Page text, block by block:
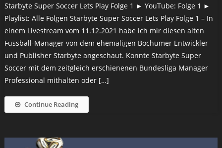
Starbyte Super Soccer Lets Play Folge 1 ► YouTube: Folge 1 ►
Playlist: Alle Folgen Starbyte Super Soccer Lets Play Folge 1 – In
einem Livestream vom 11.12.2021 habe ich mir diesen alten
Fussball-Manager von dem ehemaligen Bochumer Entwickler
und Publisher Starbyte angeschaut. Konnte Starbyte Super
Soccer mit dem zeitgleich erschienenen Bundesliga Manager
Professional mithalten oder […]
Continue Reading